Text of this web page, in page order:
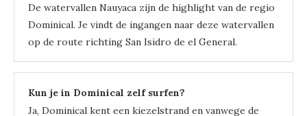
De watervallen Nauyaca zijn de highlight van de regio
Dominical. Je vindt de ingangen naar deze watervallen
op de route richting San Isidro de el General.
Kun je in Dominical zelf surfen?
Ja, Dominical kent een kiezelstrand en vanwege de